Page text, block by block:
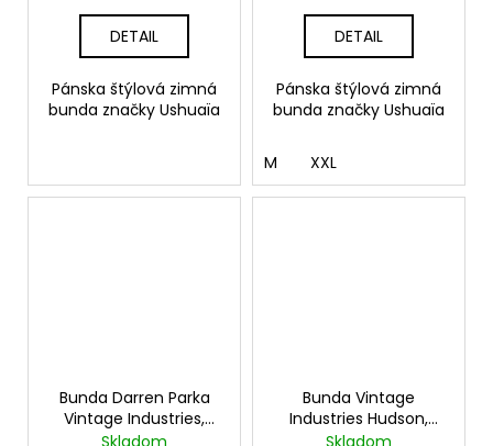
DETAIL
Pánska štýlová zimná
bunda značky Ushuaïa
DETAIL
Pánska štýlová zimná
bunda značky Ushuaïa
M XXL
Bunda Darren Parka
Vintage Industries,
olive drab
Bunda Vintage
Industries Hudson,
olive